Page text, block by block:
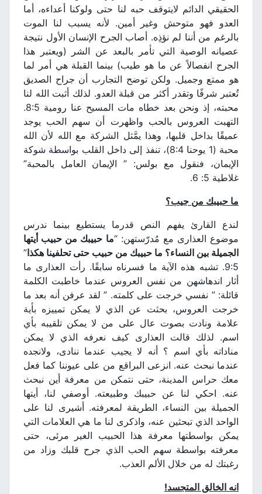
الحقيقي الدائم لايتوقف حبه لنا حتى ولوكنا أعداءه، أما
العدو فهو متوحش وغير أمين. لأنه يسبب لنا الموت
بالرغم من أننا لم نؤذِه. أصاب الجرح الإنسان الأول نتيجة
عصيانه الوصية التي تأمر بالبعد عن الشر (ويعتبر هذا
الجرح انفصالاً عن ما هو طيب) بينما القبلة هي أمر لما
هو ممتع وجميل. ولكن توضح التجارب أن جراح الصديق
تُعتبر شرفًا وتقدر أكثر من قبلة العدو. لذلك أثبت الله لنا
محبته، إذ ونحن بعد خطاه مات المسيح عنا رومية 8:5.
التهبت العروس بالحب واظهرت أن سهم الحب يوجد
عميقًا بداخل قلبها، وهذا يمَّثل الشركة مع الله لأن الله
محبة (1 يوحنا 8:4)، تنفذ إلى داخل القلب بواسطة شوكة
الإيمان، فنقول مع بولس: ” الإيمان العامل بالمحبة”
غلاطية 5: 6.
ما حبيبك من جيب؟
لندع القارئ يفهم النص قدرما يستطيع بينما ندرس
موضوع العذارى مع مُدرّستهن: “ما حبيبك من حبيب أيتها
الجميلة بين النساء؟ ما حبيبك من حبيب حتى تحلفينا هكذا”
9:5. تشبه هذه الآية ما فسرناه سابقًا. رأت العذارى ما
أثار اندهاشهن من نفس العروس عندما خاطبت الكلمة
قائلة: ” نفسي خرجت على كلمته. ” لقد عرفن أنه بعد ما
خرجت العروس، بحثت عن الذي لا يمكن تمييزه بأية
علامة ونادت بصوت عال على من لا يمكن تلقيبه بأي
اسم. لذلك قالت العذارى كيف نعرفه الذي لا يمكن
مناداته بأي اسم ؟ أنه لا يجيب عندما ننادى، ولانجده
عندما نبحث عنه. انزعى البراقع من على عيوننا كما فعل
معك حراس المدينة، حتى نتمكن من معرفة أين نبحث
عنه. احكي لنا عن حبيبك وطبيعته. أوصفي لنا، أيتها
الجميلة بين النساء، الطريقة لمعرفته. أشيرى لنا على
الواحد الذي تبحثين عنه، واذكرى لنا ما هي العلامات التي
يمكن بواسطتها معرفة هذا الحبيب الغير مرئى، حتى
معرفته بواسطة سهم الحب الذي جرح قلبك وزاد من
رغبتك له من خلال الألم العذب.
انه الخالق المتجسد!